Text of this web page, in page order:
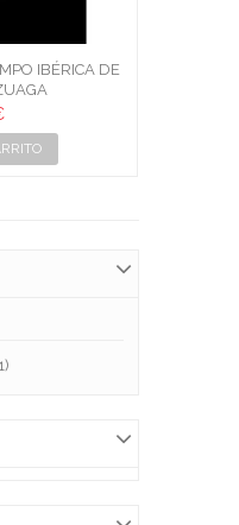
IBÉRICA DE